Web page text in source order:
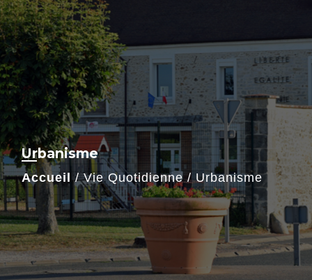
Urbanisme
Accueil/Vie Quotidienne /Urbanisme